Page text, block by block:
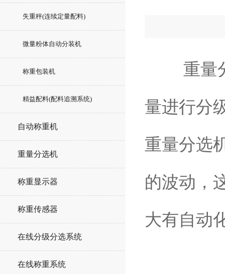
失重秤(连续定量配料)
微量粉体自动分装机
称重包装机
精益配料(配料追溯系统)
自动称重机
重量分选机
称重显示器
称重传感器
在线分级分选系统
在线称重系统
重量分
量进行分
重量分选
的波动，
大有自动